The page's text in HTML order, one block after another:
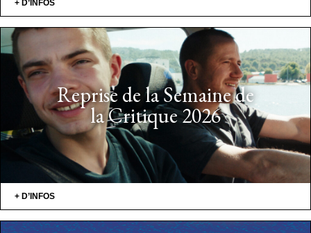
+ D’INFOS
Reprise de la Semaine de
la Critique 2026
+ D’INFOS